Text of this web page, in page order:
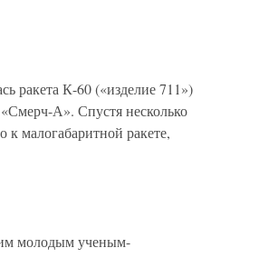
ракета К-60 («изделие 711»)
А». Спустя несколько
к малогабаритной ракете,
молодым ученым-